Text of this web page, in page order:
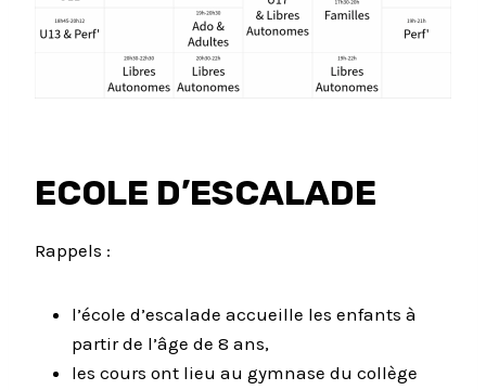
ECOLE D’ESCALADE
Rappels :
l’école d’escalade accueille les enfants à
partir de l’âge de 8 ans,
les cours ont lieu au gymnase du collège